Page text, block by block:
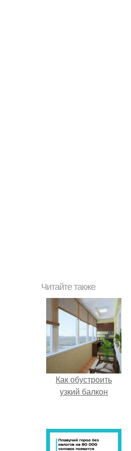
Читайте также
Как обустроить
узкий балкон